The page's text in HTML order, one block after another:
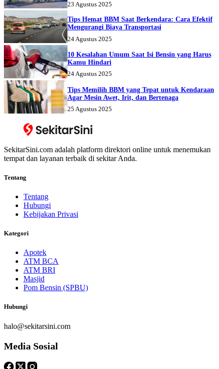
23 Agustus 2025
Tips Hemat BBM Saat Berkendara: Cara Efektif
Mengurangi Biaya Transportasi
24 Agustus 2025
10 Kesalahan Umum Saat Isi Bensin yang Harus
Kamu Hindari
24 Agustus 2025
Tips Memilih BBM yang Tepat untuk Kendaraan
Agar Mesin Awet, Irit, dan Bertenaga
25 Agustus 2025
SekitarSini.com adalah platform direktori online untuk menemukan
tempat dan layanan terbaik di sekitar Anda.
Tentang
Tentang
Hubungi
Kebijakan Privasi
Kategori
Apotek
ATM BCA
ATM BRI
Masjid
Pom Bensin (SPBU)
Hubungi
halo@sekitarsini.com
Media Sosial